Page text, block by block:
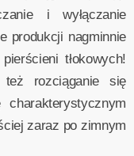
i wyłączanie
produkcji nagminnie
tłokowych!
też rozciąganie się
zaraz po zimnym